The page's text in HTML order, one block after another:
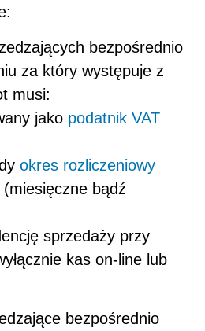
bezpośrednio
za który występuje z
musi:
jako podatnik VAT
okres rozliczeniowy
(miesięczne bądź
sprzedaży przy
kas on-line lub
bezpośrednio